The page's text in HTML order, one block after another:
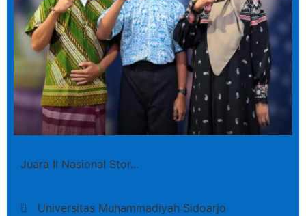
Juara II Nasional Stor...
Universitas Muhammadiyah Sidoarjo